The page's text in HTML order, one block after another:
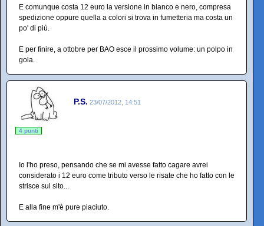
E comunque costa 12 euro la versione in bianco e nero, compresa
spedizione oppure quella a colori si trova in fumetteria ma costa un
po' di più.
E per finire, a ottobre per BAO esce il prossimo volume: un polpo in
gola.
P.S. 23/07/2012, 14:51
4 punti
Io l'ho preso, pensando che se mi avesse fatto cagare avrei
considerato i 12 euro come tributo verso le risate che ho fatto con le
strisce sul sito...
E alla fine m'è pure piaciuto.